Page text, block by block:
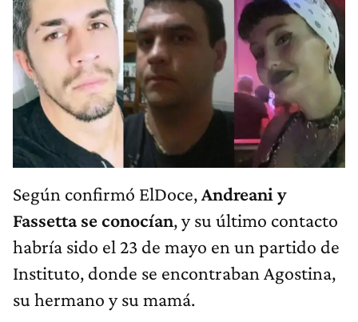
Según confirmó ElDoce,Andreani y
Fassetta se conocían, y su último contacto
habría sido el 23 de mayo en un partido de
Instituto, donde se encontraban Agostina,
su hermano y su mamá.